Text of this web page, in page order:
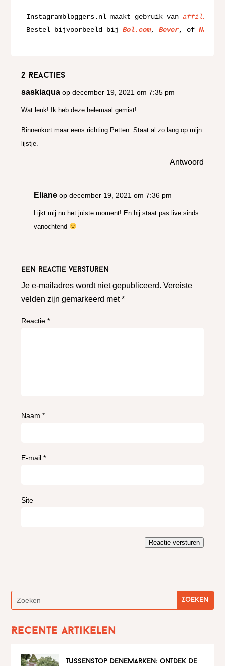
Instagrambloggers.nl maakt gebruik van affiliate
Bestel bijvoorbeeld bij Bol.com, Bever, of
2 Reacties
saskiaqua op december 19, 2021 om 7:35 pm
Wat leuk! Ik heb deze helemaal gemist!
Binnenkort maar eens richting Petten. Staat al zo lang op mijn
lijstje.
Antwoord
Eliane op december 19, 2021 om 7:36 pm
Lijkt mij nu het juiste moment! En hij staat pas live sinds
vanochtend
Een reactie versturen
Je e-mailadres wordt niet gepubliceerd. Vereiste
velden zijn gemarkeerd met*
Reactie*
Naam*
E-mail*
Site
Reactie versturen
Recente artikelen
tussenstop denemarken: ontdek de